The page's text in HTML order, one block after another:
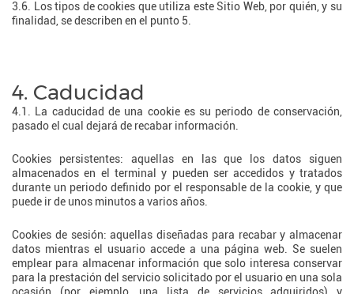
3.6. Los tipos de cookies que utiliza este Sitio Web, por quién, y su
finalidad, se describen en el punto 5.
4. Caducidad
4.1. La caducidad de una cookie es su periodo de conservación,
pasado el cual dejará de recabar información.
Cookies persistentes: aquellas en las que los datos siguen
almacenados en el terminal y pueden ser accedidos y tratados
durante un periodo definido por el responsable de la cookie, y que
puede ir de unos minutos a varios años.
Cookies de sesión: aquellas diseñadas para recabar y almacenar
datos mientras el usuario accede a una página web. Se suelen
emplear para almacenar información que solo interesa conservar
para la prestación del servicio solicitado por el usuario en una sola